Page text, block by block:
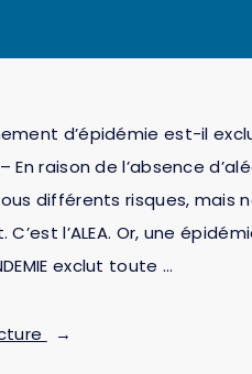
d’épidémie est-il
En raison de l’absence
différents risques, mais
l’ALEA. Or, une
exclut toute …